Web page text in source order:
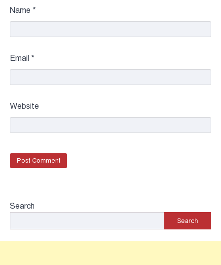
Name *
Email *
Website
Search
Search